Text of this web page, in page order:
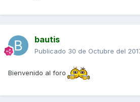
bautis
Publicado 30 de Octubre del
Bienvenido al foro